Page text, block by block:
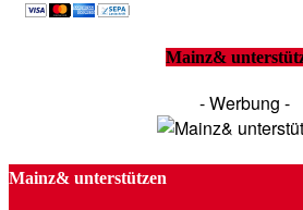
Mainz&
- Werbung -
Mainz& unterstützen